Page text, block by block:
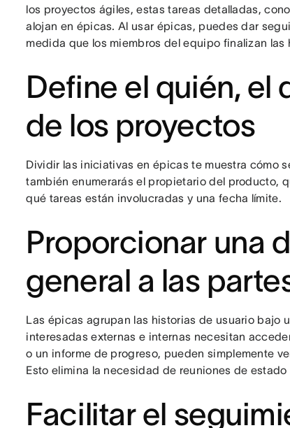
los proyectos ágiles, estas tareas detalladas,
alojan en épicas. Al usar épicas, puedes dar
medida que los miembros del equipo finalizan las
Define el quién, el
de los proyectos
Dividir las iniciativas en épicas te muestra cómo
también enumerarás el propietario del producto,
qué tareas están involucradas y una fecha límite.
Proporcionar una
general a las
Las épicas agrupan las historias de usuario bajo
interesadas externas e internas necesitan
o un informe de progreso, pueden simplemente
Esto elimina la necesidad de reuniones de
Facilitar el